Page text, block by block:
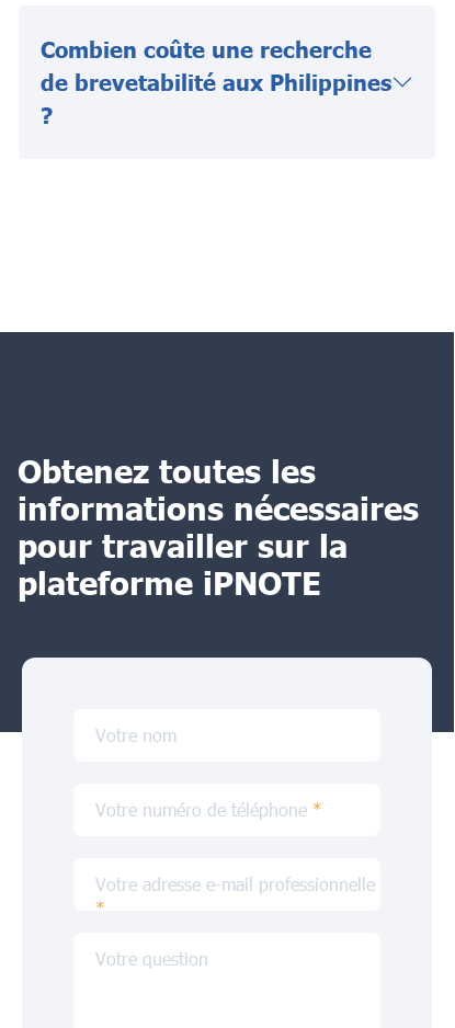
Combien coûte une recherche
de brevetabilité aux Philippines
?
Obtenez toutes les
informations nécessaires
pour travailler sur la
plateforme iPNOTE
Votre nom
Votre numéro de téléphone *
Votre adresse e-mail professionnelle
*
Votre question